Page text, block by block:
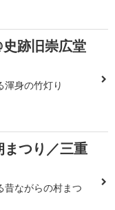
跡旧崇広堂
渾身の竹灯り
まつり／三重
昔ながらの村まつ